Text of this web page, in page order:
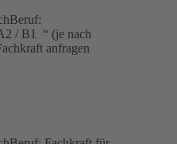
/ B1 “ (je nach
anfragen